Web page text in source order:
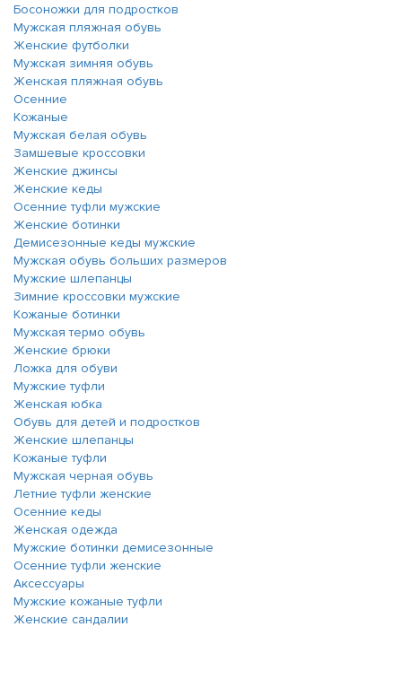
Босоножки для подростков
Мужская пляжная обувь
Женские футболки
Мужская зимняя обувь
Женская пляжная обувь
Осенние
Кожаные
Мужская белая обувь
Замшевые кроссовки
Женские джинсы
Женские кеды
Осенние туфли мужские
Женские ботинки
Демисезонные кеды мужские
Мужская обувь больших размеров
Мужские шлепанцы
Зимние кроссовки мужские
Кожаные ботинки
Мужская термо обувь
Женские брюки
Ложка для обуви
Мужские туфли
Женская юбка
Обувь для детей и подростков
Женские шлепанцы
Кожаные туфли
Мужская черная обувь
Летние туфли женские
Осенние кеды
Женская одежда
Мужские ботинки демисезонные
Осенние туфли женские
Аксессуары
Мужские кожаные туфли
Женские сандалии